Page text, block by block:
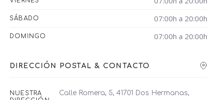
SÁBADO 07:00h a 20:00h
DOMINGO 07:00h a 20:00h
DIRECCIÓN POSTAL & CONTACTO
NUESTRA
Calle Romera, 5, 41701 Dos Hermanas,